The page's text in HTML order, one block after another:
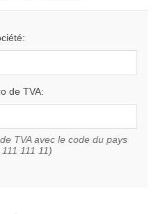
de TVA:
TVA avec le code du pays
111 11)